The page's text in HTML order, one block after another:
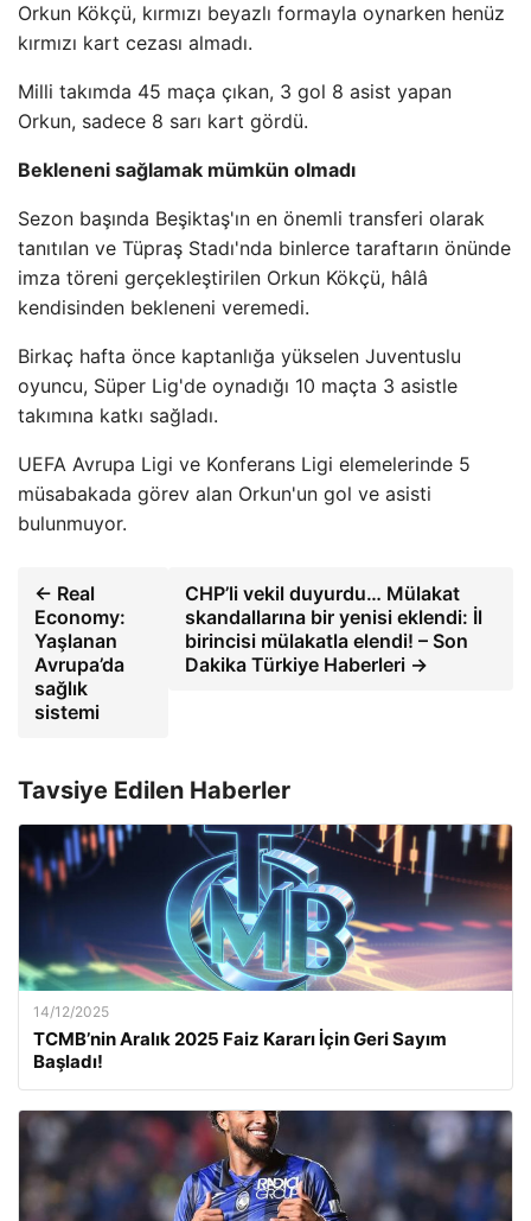
Orkun Kökçü, kırmızı beyazlı formayla oynarken henüz
kırmızı kart cezası almadı.
Milli takımda 45 maça çıkan, 3 gol 8 asist yapan
Orkun, sadece 8 sarı kart gördü.
Bekleneni sağlamak mümkün olmadı
Sezon başında Beşiktaş'ın en önemli transferi olarak
tanıtılan ve Tüpraş Stadı'nda binlerce taraftarın önünde
imza töreni gerçekleştirilen Orkun Kökçü, hâlâ
kendisinden bekleneni veremedi.
Birkaç hafta önce kaptanlığa yükselen Juventuslu
oyuncu, Süper Lig'de oynadığı 10 maçta 3 asistle
takımına katkı sağladı.
UEFA Avrupa Ligi ve Konferans Ligi elemelerinde 5
müsabakada görev alan Orkun'un gol ve asisti
bulunmuyor.
← Real
Economy:
Yaşlanan
Avrupa’da
sağlık
sistemi
CHP’li vekil duyurdu… Mülakat
skandallarına bir yenisi eklendi: İl
birincisi mülakatla elendi! – Son
Dakika Türkiye Haberleri →
Tavsiye Edilen Haberler
14/12/2025
TCMB’nin Aralık 2025 Faiz Kararı İçin Geri Sayım
Başladı!